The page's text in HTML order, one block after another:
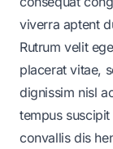
viverra aptent
Rutrum velit
placerat vitae,
dignissim nisl
tempus
convallis dis